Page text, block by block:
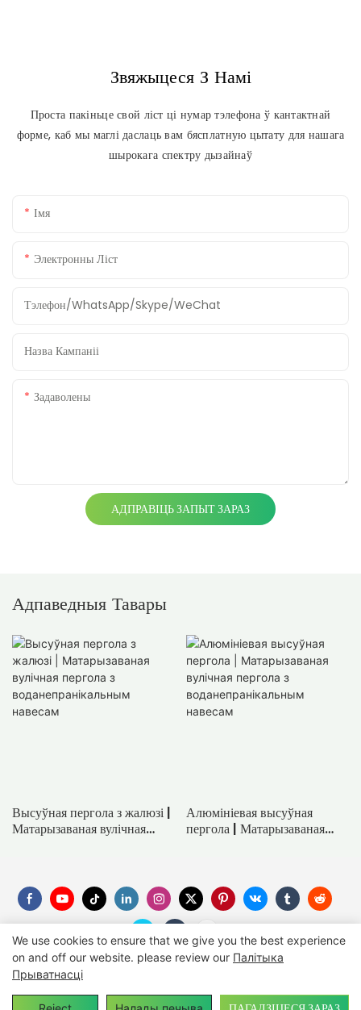
Звяжыцеся З Намі
Проста пакіньце свой ліст ці нумар тэлефона ў кантактнай
форме, каб мы маглі даслаць вам бясплатную цытату для нашага
шырокага спектру дызайнаў
Імя
Электронны Ліст
Тэлефон/WhatsApp/Skype/WeChat
Назва Кампаніі
Задаволены
АДПРАВІЦЬ ЗАПЫТ ЗАРАЗ
Адпаведныя Тавары
Высуўная пергола з жалюзі |
Матарызаваная вулічная
Алюмініевая высуўная
пергола | Матарызаваная
Аўтарскае права © 2025 suncgroup.com|Сайта
We use cookies to ensure that we give you the best experience
on and off our website. please review our Палітыка
Прыватнасці